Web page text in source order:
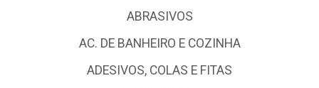
ABRASIVOS
AC. DE BANHEIRO E COZINHA
ADESIVOS, COLAS E FITAS